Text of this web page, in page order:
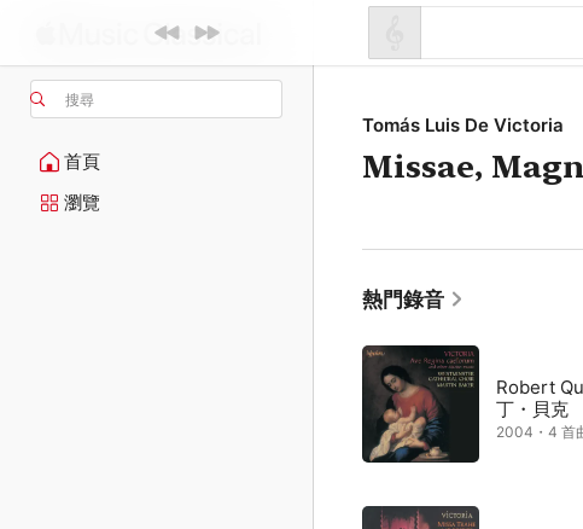
搜尋
首頁
瀏覽
Tomás Luis De Victoria
Missae,
熱門錄音
Robert
丁・貝克
2004・4 首